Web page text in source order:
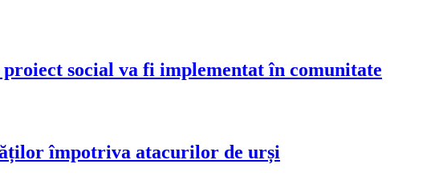
social va fi implementat în comunitate
împotriva atacurilor de urși